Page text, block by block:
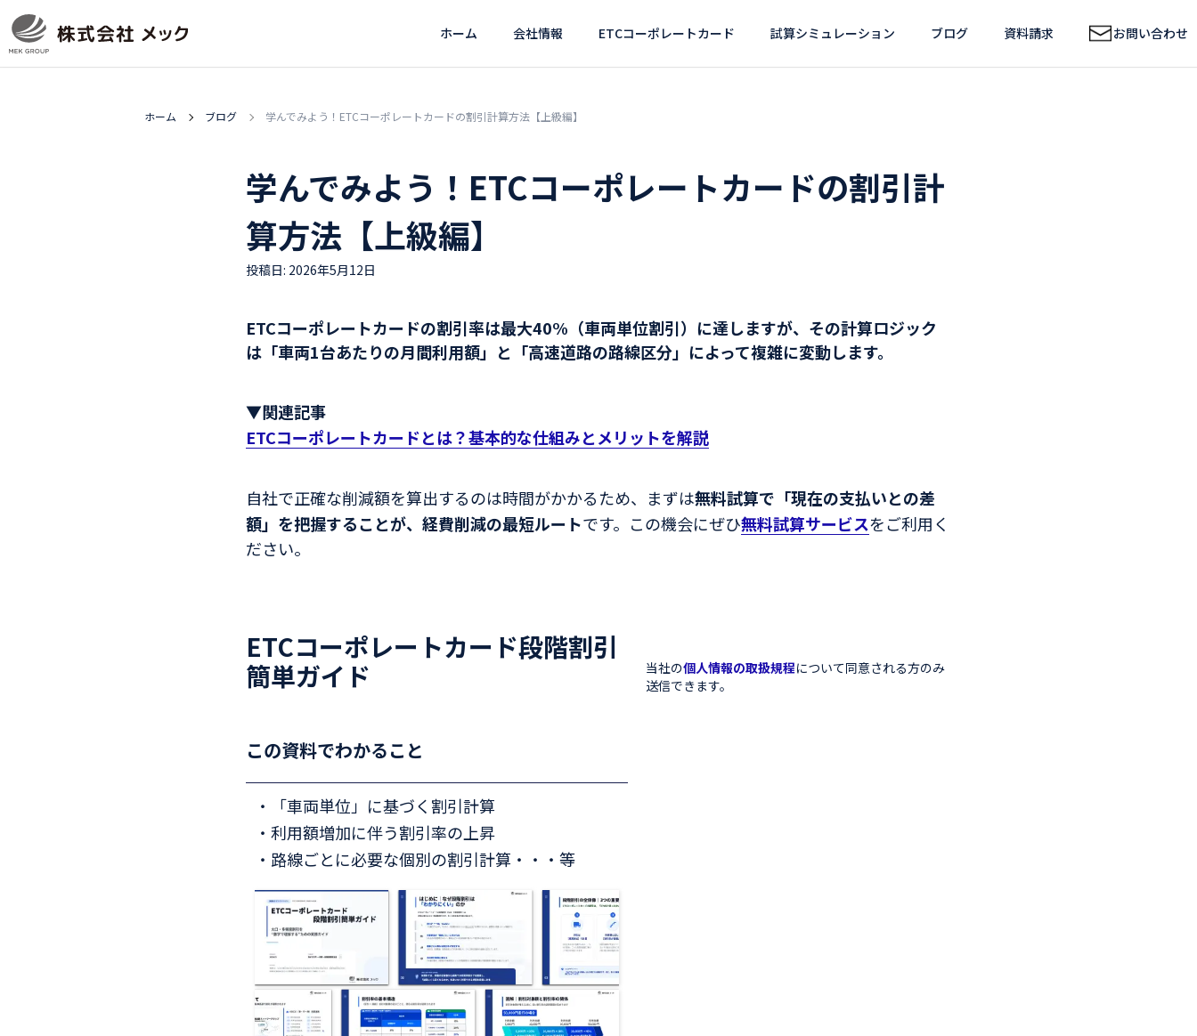
ホーム 会社情報 ETCコーポレートカード 試算シミュレーション ブログ 資料請求 お問い合わせ
ホーム ブログ 学んでみよう！ETCコーポレートカードの割引計算方法【上級編】
学んでみよう！ETCコーポレートカードの割引計
算方法【上級編】
投稿日: 2026年5月12日
ETCコーポレートカードの割引率は最大40%（車両単位割引）に達しますが、その計算ロジック
は「車両1台あたりの月間利用額」と「高速道路の路線区分」によって複雑に変動します。
▼関連記事
ETCコーポレートカードとは？基本的な仕組みとメリットを解説
自社で正確な削減額を算出するのは時間がかかるため、まずは無料試算で「現在の支払いとの差
額」を把握することが、経費削減の最短ルートです。この機会にぜひ無料試算サービスをご利用く
ださい。
ETCコーポレートカード段階割引
簡単ガイド
この資料でわかること
・「車両単位」に基づく割引計算
・利用額増加に伴う割引率の上昇
・路線ごとに必要な個別の割引計算・・・等
当社の個人情報の取扱規程について同意される方のみ
送信できます。